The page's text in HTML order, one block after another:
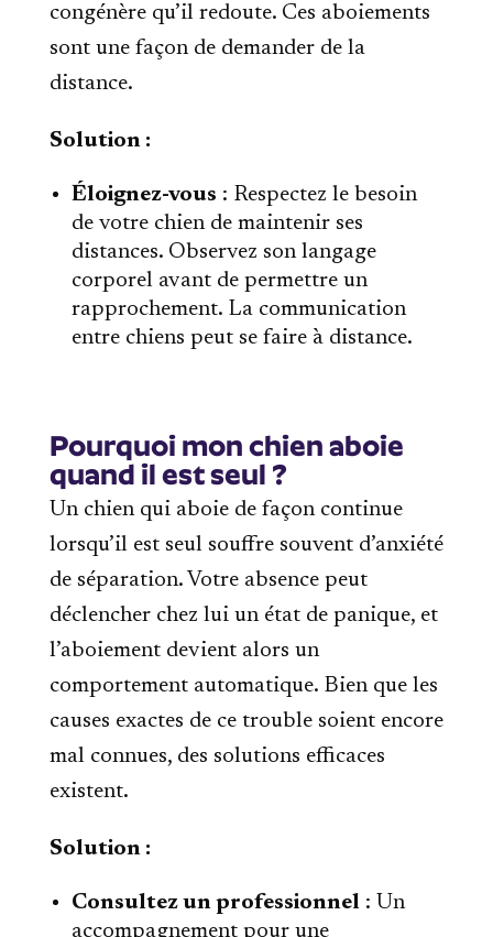
congénère qu’il redoute. Ces aboiements
sont une façon de demander de la
distance.
Solution :
Éloignez-vous : Respectez le besoin
de votre chien de maintenir ses
distances. Observez son langage
corporel avant de permettre un
rapprochement. La communication
entre chiens peut se faire à distance.
Pourquoi mon chien aboie
quand il est seul ?
Un chien qui aboie de façon continue
lorsqu’il est seul souffre souvent d’anxiété
de séparation. Votre absence peut
déclencher chez lui un état de panique, et
l’aboiement devient alors un
comportement automatique. Bien que les
causes exactes de ce trouble soient encore
mal connues, des solutions efficaces
existent.
Solution :
Consultez un professionnel: Un
accompagnement pour une